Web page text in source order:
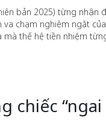
bản 2025) từng
chạm nghiêm ngặt
mà thế hệ tiền nhiệm
chiếc